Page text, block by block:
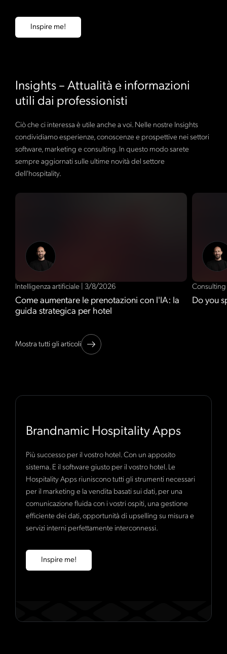
Inspire me!
Insights – Attualità e informazioni
utili dai professionisti
Ciò che ci interessa è utile anche a voi. Nelle nostre Insights
condividiamo esperienze, conoscenze e prospettive nei settori
software, marketing e consulting. In questo modo sarete
sempre aggiornati sulle ultime novità del settore
dell'hospitality.
Intelligenza artificiale 3/8/2026
Come aumentare le prenotazioni con l'IA: la
guida strategica per hotel
Consulting
Do you
Mostra tutti gli articoli
Brandnamic Hospitality Apps
Più successo per il vostro hotel. Con un apposito
sistema. E il software giusto per il vostro hotel. Le
Hospitality Apps riuniscono tutti gli strumenti necessari
per il marketing e la vendita basati sui dati, per una
comunicazione fluida con i vostri ospiti, una gestione
efficiente dei dati, opportunità di upselling su misura e
servizi interni perfettamente interconnessi.
Inspire me!